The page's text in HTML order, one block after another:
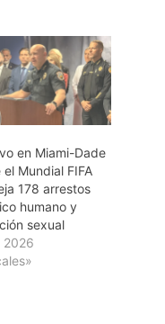
en Miami-Dade
Mundial FIFA
178 arrestos
humano y
sexual
2026